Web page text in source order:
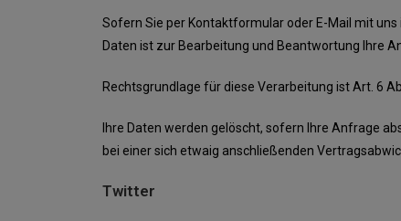
Sofern Sie per Kontaktformular oder E-Mail mit
Daten ist zur Bearbeitung und Beantwortung Ihre
Rechtsgrundlage für diese Verarbeitung ist Art. 6
Ihre Daten werden gelöscht, sofern Ihre Anfrage
bei einer sich etwaig anschließenden
Twitter